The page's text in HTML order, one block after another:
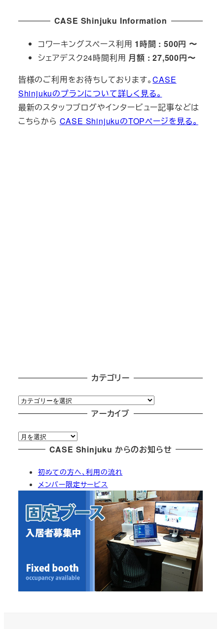
CASE Shinjuku Information
コワーキングスペース利用 1時間 : 500円 〜
シェアデスク24時間利用 月額 : 27,500円〜
皆様のご利用をお待ちしております。CASE
Shinjukuのプランについて詳しく見る。
最新のスタッフブログやインタービュー記事などは
こちらから CASE ShinjukuのTOPページを見る。
カテゴリー
カ
テ
リ
ー
アーカイブ
ア
ー
CASE Shinjuku からのお知らせ
初めての方へ、利用の流れ
メンバー限定サービス